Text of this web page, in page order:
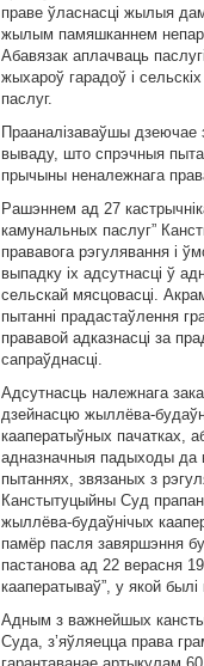
праве ўласнасцi жылыя
жылым памяшканнем
Абавязак аплачваць
жыхароў гарадоў i
паслуг.
Прааналiзаваўшы дзеючае
вываду, што спрэчныя
прычыны неналежнага
Рашэннем ад 27
камунальных паслуг”
прававога рэгулявання i
выпадку iх адсутнасцi ў
сельскай мясцовасцi.
пытаннi прадастаўлення
прававой адказнасцi за
сапраўднасцi.
Адсутнасць належнага
дзейнасцю жыллёва-
кааператыўных пачатках,
адназначныя падыходы да
пытаннях, звязаных з
Канстытуцыйны Суд
жыллёва-будаўнiчых
памёр пасля завяршэння
пастанова ад 22 верасня
кааператываў”, у якой
Адным з важнейшых
Суда, з’яўляецца права